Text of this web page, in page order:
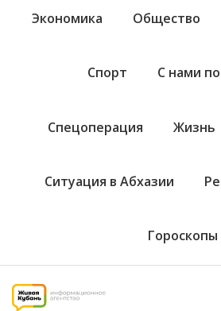
Экономика Общество
Спорт С нами
Спецоперация Жизнь
Ситуация в Абхазии
Гороскопы